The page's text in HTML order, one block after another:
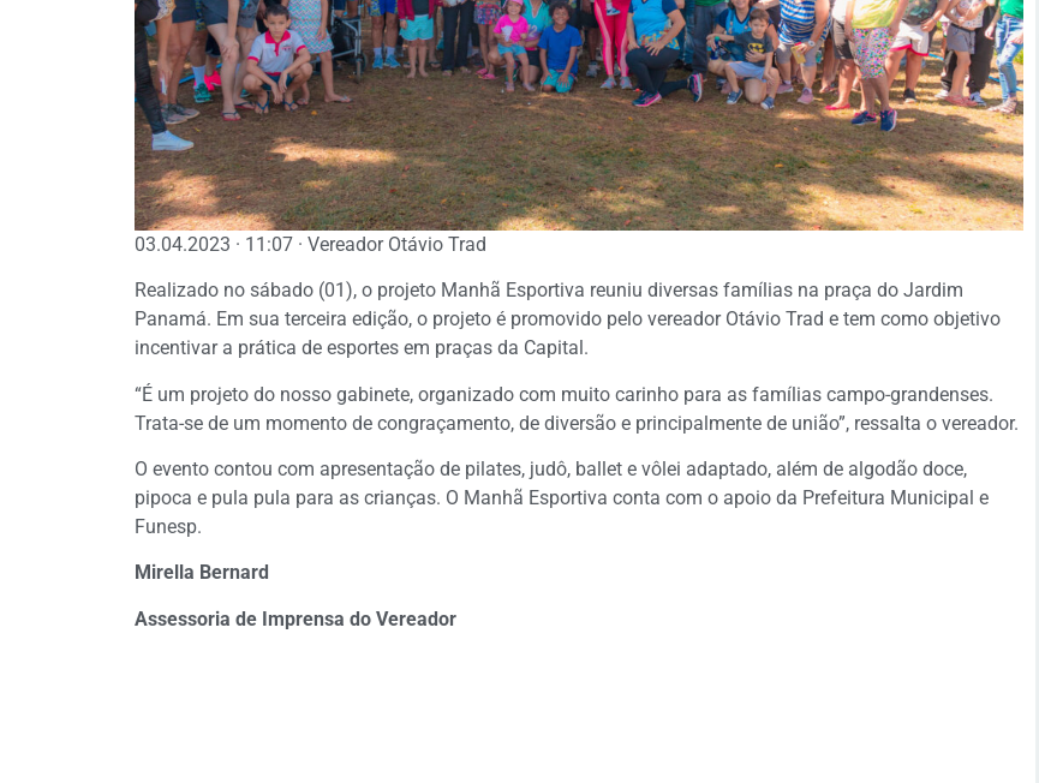
03.04.2023 · 11:07 · Vereador Otávio Trad
Realizado no sábado (01), o projeto Manhã Esportiva reuniu diversas famílias na praça do Jardim
Panamá. Em sua terceira edição, o projeto é promovido pelo vereador Otávio Trad e tem como objetivo
incentivar a prática de esportes em praças da Capital.
“É um projeto do nosso gabinete, organizado com muito carinho para as famílias campo-grandenses.
Trata-se de um momento de congraçamento, de diversão e principalmente de união”, ressalta o vereador.
O evento contou com apresentação de pilates, judô, ballet e vôlei adaptado, além de algodão doce,
pipoca e pula pula para as crianças. O Manhã Esportiva conta com o apoio da Prefeitura Municipal e
Funesp.
Mirella Bernard
Assessoria de Imprensa do Vereador